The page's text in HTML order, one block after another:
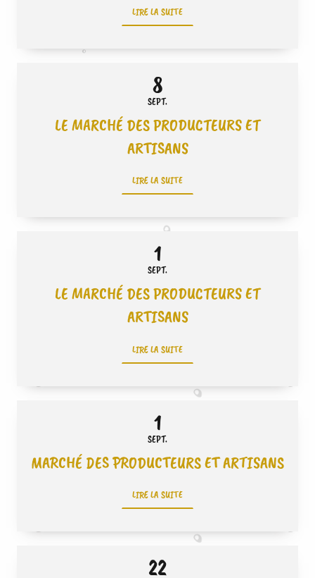
LIRE LA SUITE
8
SEPT.
LE MARCHÉ DES PRODUCTEURS ET
ARTISANS
LIRE LA SUITE
1
SEPT.
LE MARCHÉ DES PRODUCTEURS ET
ARTISANS
LIRE LA SUITE
1
SEPT.
MARCHÉ DES PRODUCTEURS ET ARTISANS
LIRE LA SUITE
22